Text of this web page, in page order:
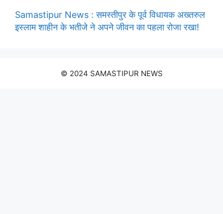
Samastipur News : समस्तीपुर के पूर्व विधायक अख्तरुल
इस्लाम शाहीन के भतीजे ने अपने जीवन का पहला रोजा रखा!
© 2024 SAMASTIPUR NEWS